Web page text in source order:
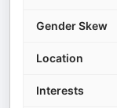
Gender Skew
Location
Interests